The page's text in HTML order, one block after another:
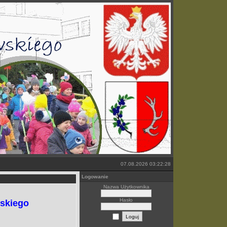
07.08.2026 03:22:28
Logowanie
Nazwa Użytkownika
Hasło